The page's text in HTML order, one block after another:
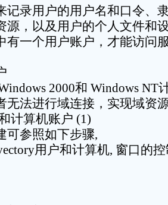
记录用户的用户名和口令、
源，以及用户的个人文件和
有一个用户账户，才能访问
2000和 Windows NT
无法进行域连接，实现域资
计算机账户 (1)
可参照如下步骤,
用户和计算机, 窗口的